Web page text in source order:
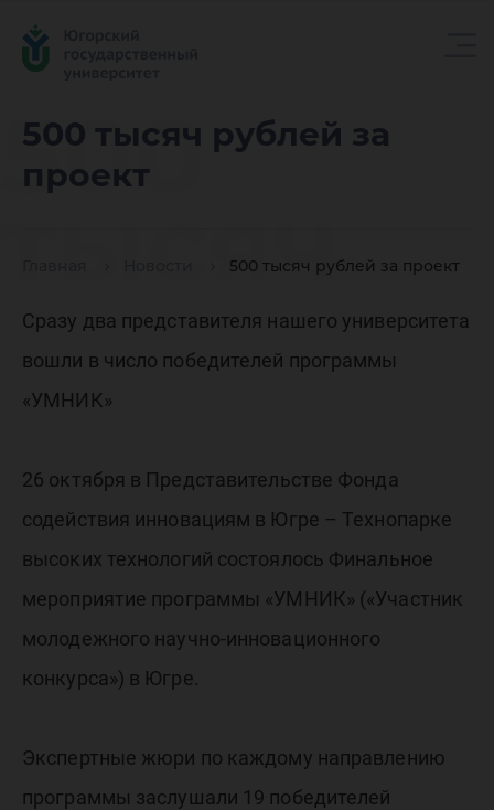
500 тысяч рублей за
проект
500 тысяч рублей за проект
500
тысяч
рублей
за
проект
Сразу два представителя нашего университета
вошли в число победителей программы
«УМНИК»
26 октября в Представительстве Фонда
содействия инновациям в Югре – Технопарке
высоких технологий состоялось Финальное
мероприятие программы «УМНИК» («Участник
молодежного научно-инновационного
конкурса») в Югре.
Экспертные жюри по каждому направлению
программы заслушали 19 победителей